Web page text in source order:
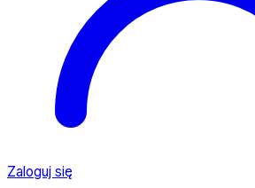
Zaloguj się